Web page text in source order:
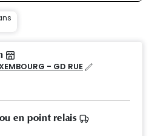
- GD RUE
en point relais